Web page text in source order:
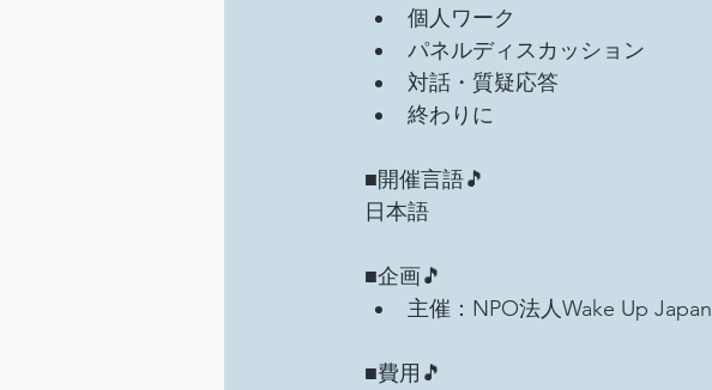
個人ワーク
パネルディスカッション
対話・質疑応答
終わりに
■開催言語🎵
日本語
■企画🎵
主催：NPO法人Wake Up Japan
■費用🎵